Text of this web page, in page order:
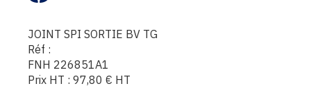
JOINT SPI SORTIE BV TG
Réf :
FNH 226851A1
Prix HT : 97,80 € HT